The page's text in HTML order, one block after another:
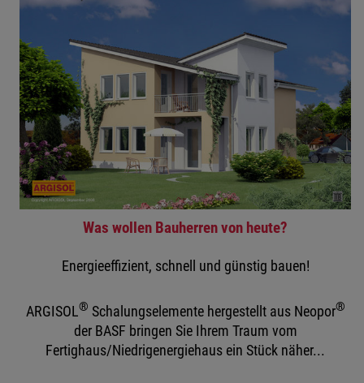
Was wollen Bauherren von heute?
Energieeffizient, schnell und günstig bauen!
ARGISOL® Schalungselemente hergestellt aus Neopor®
der BASF bringen Sie Ihrem Traum vom
Fertighaus/Niedrigenergiehaus ein Stück näher...